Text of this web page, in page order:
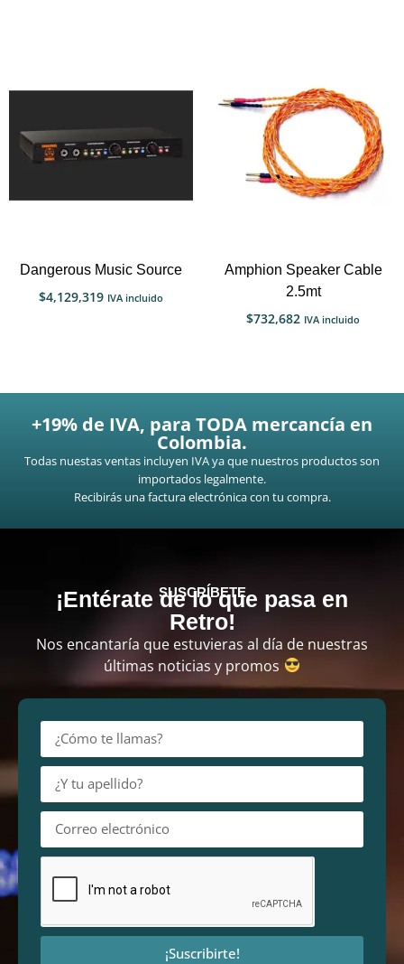
Dangerous Music Source
$4,129,319 IVA incluido
Amphion Speaker Cable
2.5mt
$732,682 IVA incluido
+19% de IVA, para TODA mercancía en
Colombia.
Todas nuestas ventas incluyen IVA ya que nuestros productos son
importados legalmente.
Recibirás una factura electrónica con tu compra.
SUSCRÍBETE
¡Entérate de lo que pasa en
Retro!
Nos encantaría que estuvieras al día de nuestras
últimas noticias y promos
¡Suscribirte!